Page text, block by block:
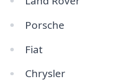
Porsche
Fiat
Chrysler